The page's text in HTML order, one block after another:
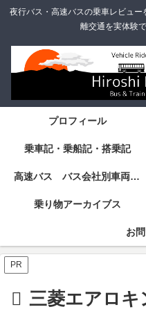
夜行バス・高速バスの乗車レビュ
離交通を実体験
プロフィール
乗車記・乗船記・搭乗記
高速バス バス会社別車両・設備・シート紹介
乗り物アーカイブス
お
PR
三菱エアロキ